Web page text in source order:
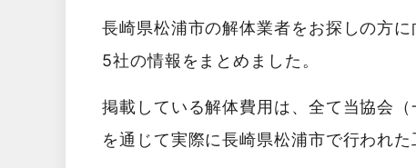
長崎県松浦市の解体業者をお探しの方
5社の情報をまとめました。
掲載している解体費用は、全て当協会
を通じて実際に長崎県松浦市で行われた